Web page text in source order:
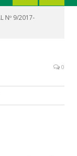
Nº 9/2017-
0